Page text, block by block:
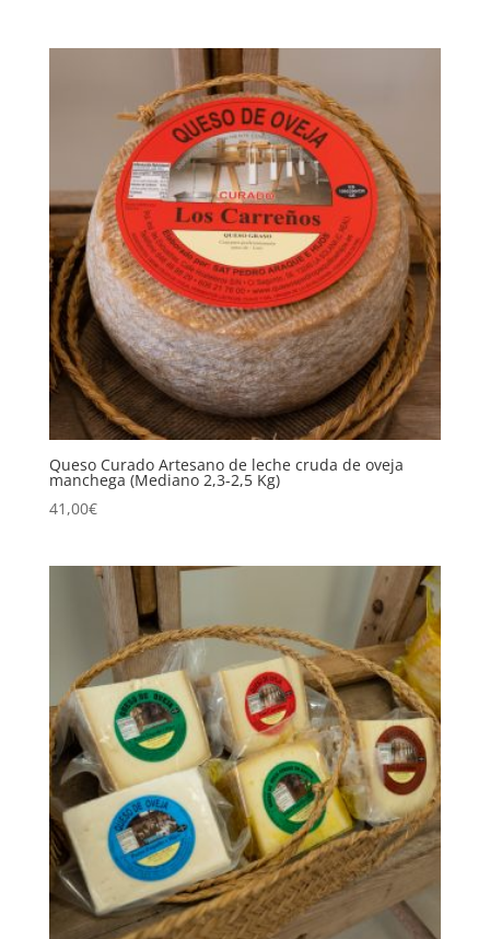
Queso Curado Artesano de leche cruda de oveja
manchega (Mediano 2,3-2,5 Kg)
41,00€